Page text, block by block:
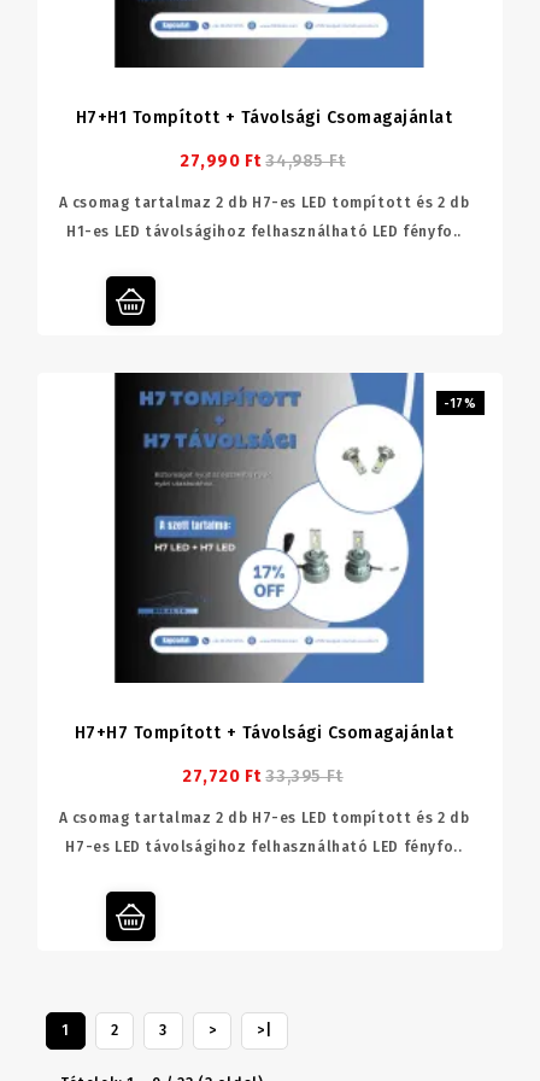
H7+H1 Tompított + Távolsági Csomagajánlat
27,990 Ft 34,985 Ft
A csomag tartalmaz 2 db H7-es LED tompított és 2 db
H1-es LED távolságihoz felhasználható LED fényfo..
-17%
H7+H7 Tompított + Távolsági Csomagajánlat
27,720 Ft 33,395 Ft
A csomag tartalmaz 2 db H7-es LED tompított és 2 db
H7-es LED távolságihoz felhasználható LED fényfo..
1 2 3 > >|